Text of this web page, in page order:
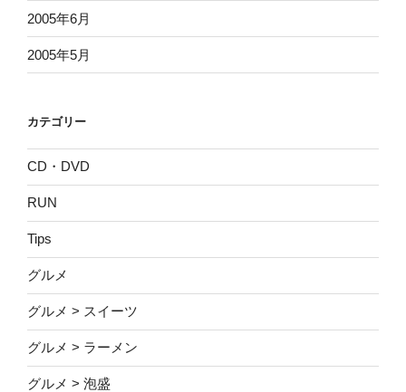
2005年6月
2005年5月
カテゴリー
CD・DVD
RUN
Tips
グルメ
グルメ > スイーツ
グルメ > ラーメン
グルメ > 泡盛